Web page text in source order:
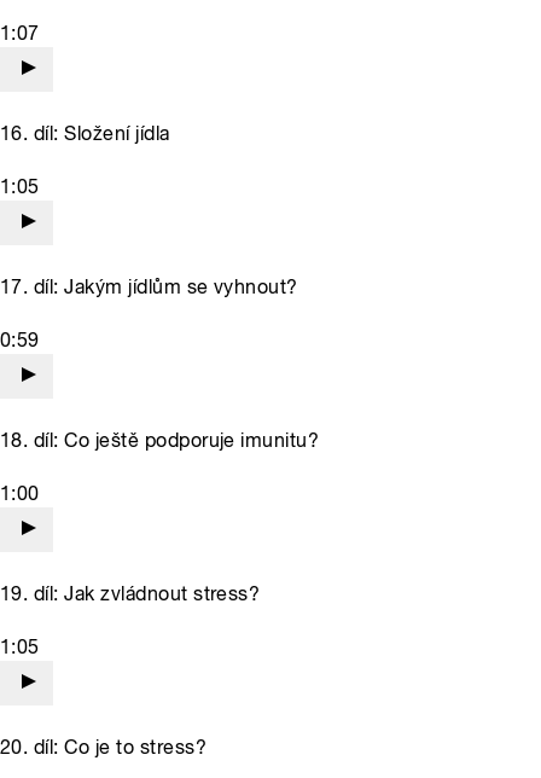
1:07
16. díl: Složení jídla
1:05
17. díl: Jakým jídlům se vyhnout?
0:59
18. díl: Co ještě podporuje imunitu?
1:00
19. díl: Jak zvládnout stress?
1:05
20. díl: Co je to stress?